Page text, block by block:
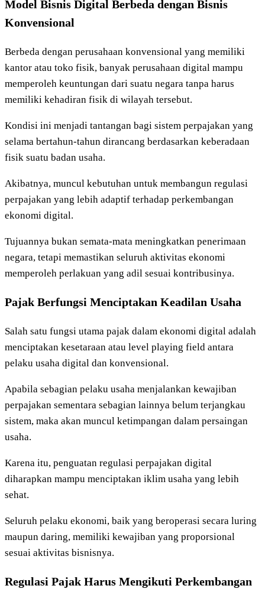
Model Bisnis Digital Berbeda dengan Bisnis
Konvensional
Berbeda dengan perusahaan konvensional yang memiliki
kantor atau toko fisik, banyak perusahaan digital mampu
memperoleh keuntungan dari suatu negara tanpa harus
memiliki kehadiran fisik di wilayah tersebut.
Kondisi ini menjadi tantangan bagi sistem perpajakan yang
selama bertahun-tahun dirancang berdasarkan keberadaan
fisik suatu badan usaha.
Akibatnya, muncul kebutuhan untuk membangun regulasi
perpajakan yang lebih adaptif terhadap perkembangan
ekonomi digital.
Tujuannya bukan semata-mata meningkatkan penerimaan
negara, tetapi memastikan seluruh aktivitas ekonomi
memperoleh perlakuan yang adil sesuai kontribusinya.
Pajak Berfungsi Menciptakan Keadilan Usaha
Salah satu fungsi utama pajak dalam ekonomi digital adalah
menciptakan kesetaraan atau level playing field antara
pelaku usaha digital dan konvensional.
Apabila sebagian pelaku usaha menjalankan kewajiban
perpajakan sementara sebagian lainnya belum terjangkau
sistem, maka akan muncul ketimpangan dalam persaingan
usaha.
Karena itu, penguatan regulasi perpajakan digital
diharapkan mampu menciptakan iklim usaha yang lebih
sehat.
Seluruh pelaku ekonomi, baik yang beroperasi secara luring
maupun daring, memiliki kewajiban yang proporsional
sesuai aktivitas bisnisnya.
Regulasi Pajak Harus Mengikuti Perkembangan